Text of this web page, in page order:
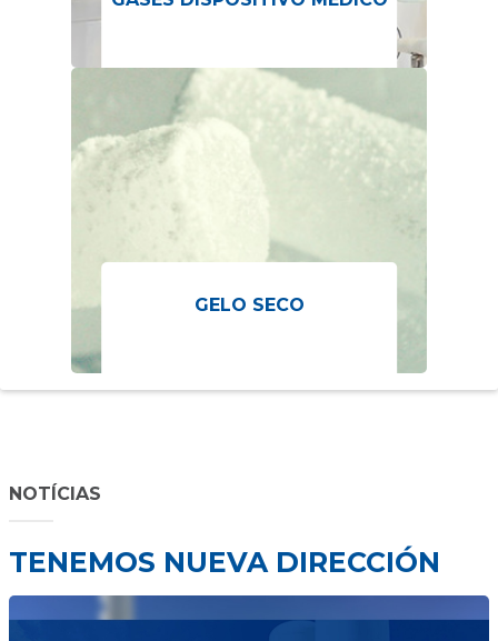
GELO SECO
NOTÍCIAS
TENEMOS NUEVA DIRECCIÓN